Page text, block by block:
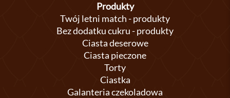
Produkty
Twój letni match - produkty
Bez dodatku cukru - produkty
Ciasta deserowe
Ciasta pieczone
Torty
Ciastka
Galanteria czekoladowa